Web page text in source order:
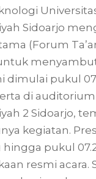
Sidoarjo
(Forum
dimulai pukul
di auditorium
2 Sidoarjo,
kegiatan.
pukul
resmi acara.